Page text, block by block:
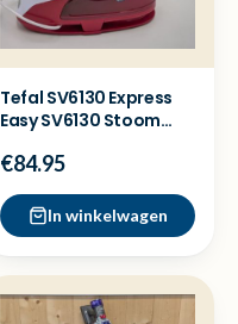
Tefal SV6130 Express
Easy SV6130 Stoom
€84.95
In winkelwagen